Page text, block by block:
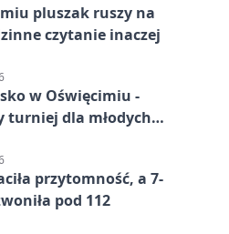
pluszak ruszy na
czytanie inaczej
w Oświęcimiu -
turniej dla młodych
przytomność, a 7-
pod 112